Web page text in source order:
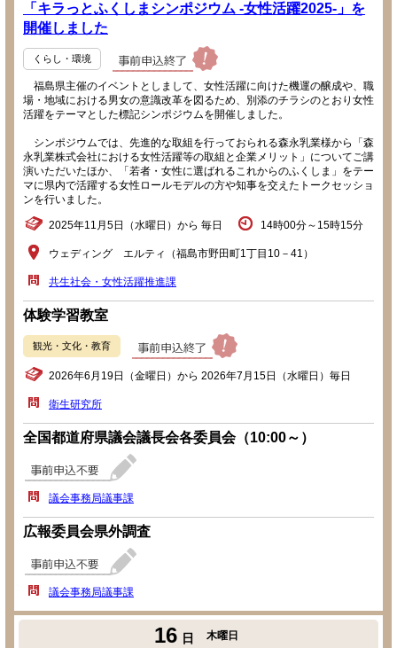
「キラっとふくしまシンポジウム -女性活躍2025-」を
開催しました
くらし・環境
福島県主催のイベントとしまして、女性活躍に向けた機運の醸成や、職
場・地域における男女の意識改革を図るため、別添のチラシのとおり女性
活躍をテーマとした標記シンポジウムを開催しました。
シンポジウムでは、先進的な取組を行っておられる森永乳業様から「森
永乳業株式会社における女性活躍等の取組と企業メリット」についてご講
演いただいたほか、「若者・女性に選ばれるこれからのふくしま」をテー
マに県内で活躍する女性ロールモデルの方や知事を交えたトークセッショ
ンを行いました。
2025年11月5日（水曜日）から 毎日 14時00分～15時15分
ウェディング エルティ（福島市野田町1丁目10－41）
共生社会・女性活躍推進課
体験学習教室
観光・文化・教育
2026年6月19日（金曜日）から 2026年7月15日（水曜日）毎日
衛生研究所
全国都道府県議会議長会各委員会（10:00～）
議会事務局議事課
広報委員会県外調査
議会事務局議事課
16 日 木曜日